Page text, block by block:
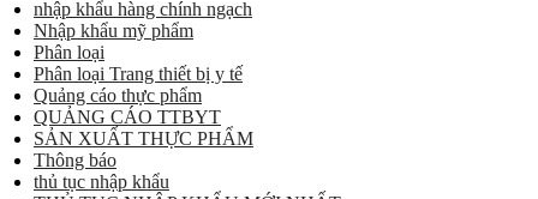
nhập khẩu hàng chính ngạch
Nhập khẩu mỹ phẩm
Phân loại
Phân loại Trang thiết bị y tế
Quảng cáo thực phẩm
QUẢNG CÁO TTBYT
SẢN XUẤT THỰC PHẨM
Thông báo
thủ tục nhập khẩu